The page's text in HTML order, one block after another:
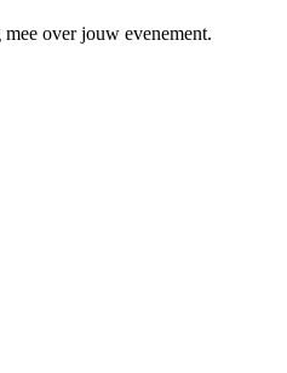
over jouw evenement.